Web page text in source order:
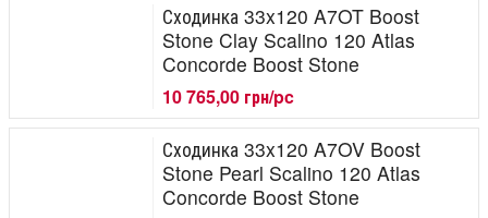
Сходинка 33x120 A7OT Boost
Stone Clay Scalino 120 Atlas
Concorde Boost Stone
10 765,00 грн/pc
Сходинка 33x120 A7OV Boost
Stone Pearl Scalino 120 Atlas
Concorde Boost Stone